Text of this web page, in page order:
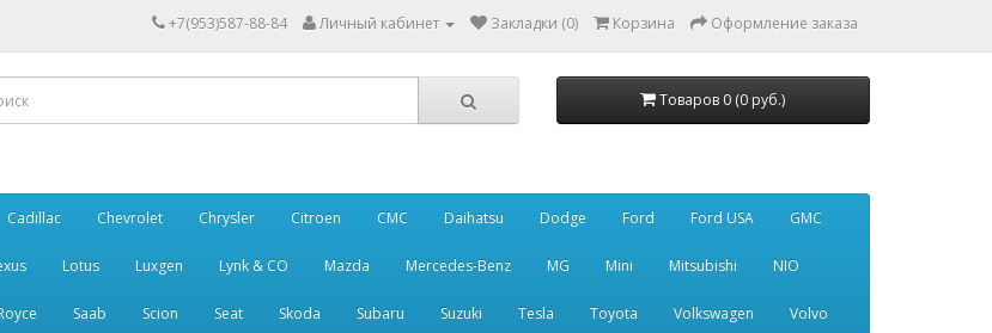
+7(953)587-88-84 Личный кабинет Закладки (0) Корзина Оформление заказа
Товаров 0 (0 руб.)
Cadillac Chevrolet Chrysler Citroen CMC Daihatsu Dodge Ford Ford USA GMC
Lotus Luxgen Lynk & CO Mazda Mercedes-Benz MG Mini Mitsubishi NIO
Saab Scion Seat Skoda Subaru Suzuki Tesla Toyota Volkswagen Volvo